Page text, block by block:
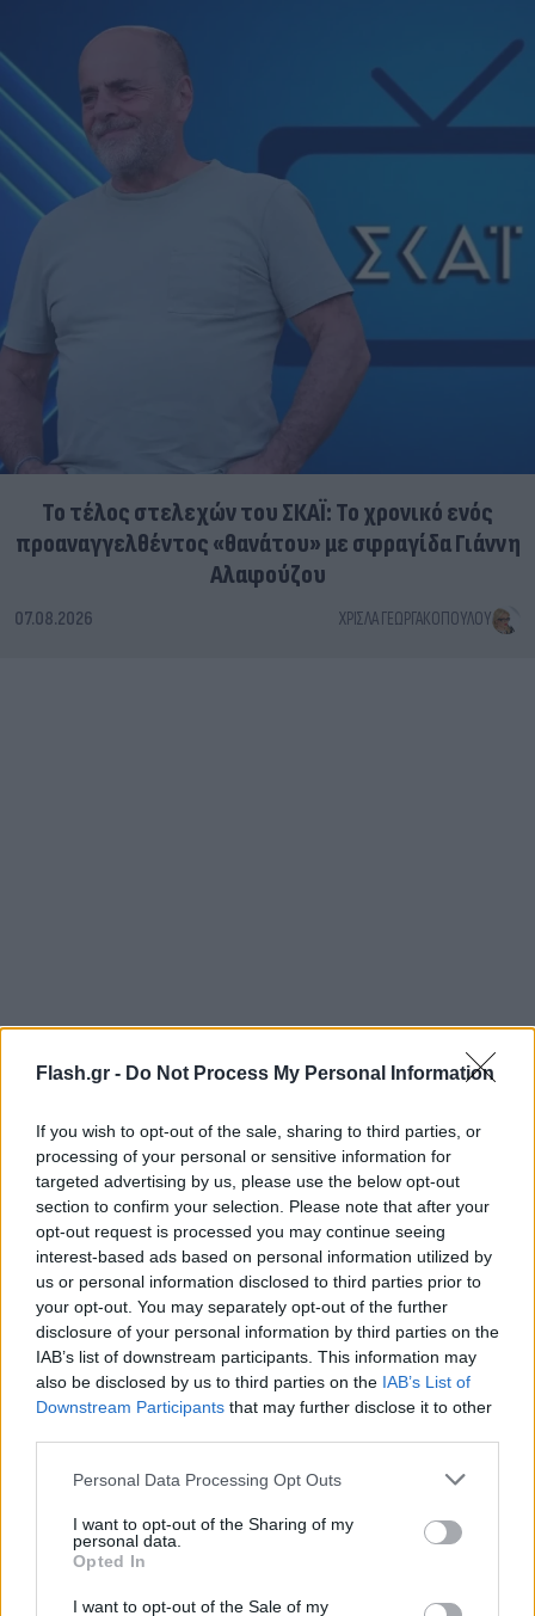
Flash.gr - Do Not Process My Personal Information
If you wish to opt-out of the sale, sharing to third parties, or
processing of your personal or sensitive information for
targeted advertising by us, please use the below opt-out
section to confirm your selection. Please note that after your
opt-out request is processed you may continue seeing
interest-based ads based on personal information utilized by
us or personal information disclosed to third parties prior to
your opt-out. You may separately opt-out of the further
disclosure of your personal information by third parties on the
IAB’s list of downstream participants. This information may
also be disclosed by us to third parties on the IAB’s List of
Downstream Participants that may further disclose it to other
Please note that this website/app uses one or more Google
not limited to your visit or usage behaviour. You may click to
grant or deny consent to Google and its third-party tags to
use your data for below specified purposes in below Google
consent section.
Personal Data Processing Opt Outs
I want to opt-out of the Sharing of my
personal data.
Opted In
I want to opt-out of the Sale of my
Το τέλος στελεχών του ΣΚΑΪ: Το χρονικό ενός
προαναγγελθέντος «θανάτου» με σφραγίδα Γιάννη
Αλαφούζου
07.08.2026 ΧΡΊΣΛΑ ΓΕΩΡΓΑΚΟΠΟΎΛΟΥ
FLASH FOCUS